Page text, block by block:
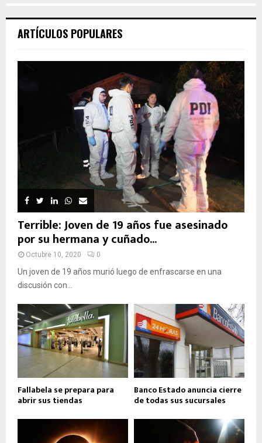
ARTÍCULOS POPULARES
Terrible: Joven de 19 años fue asesinado
por su hermana y cuñado...
Octubre 10, 2020 0
Un joven de 19 años murió luego de enfrascarse en una
discusión con...
Fallabela se prepara para
abrir sus tiendas
Banco Estado anuncia cierre
de todas sus sucursales